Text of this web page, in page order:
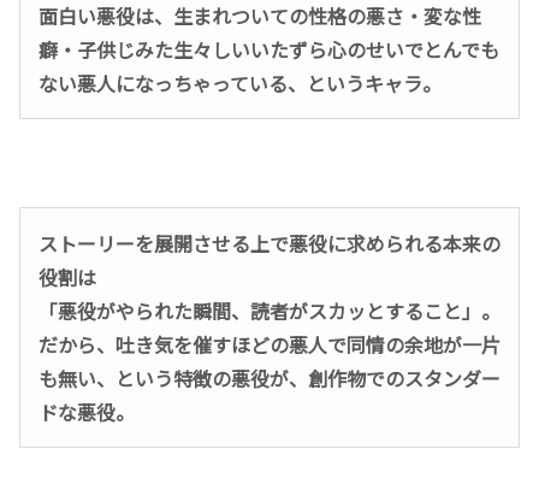
面白い悪役は、生まれついての性格の悪さ・変な性
癖・子供じみた生々しいいたずら心のせいでとんでも
ない悪人になっちゃっている、というキャラ。
ストーリーを展開させる上で悪役に求められる本来の
役割は
「悪役がやられた瞬間、読者がスカッとすること」。
だから、吐き気を催すほどの悪人で同情の余地が一片
も無い、という特徴の悪役が、創作物でのスタンダー
ドな悪役。